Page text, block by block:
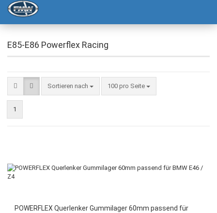
E85-E86 Powerflex Racing
Sortieren nach 100 pro Seite
1
POWERFLEX Querlenker Gummilager 60mm passend für